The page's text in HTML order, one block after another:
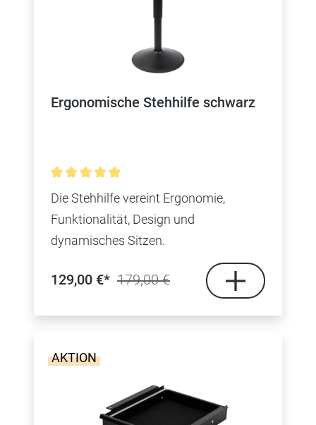
Ergonomische Stehhilfe schwarz
Durchschnittliche Bewertung von 5 von 5
Die Stehhilfe vereint Ergonomie,
Funktionalität, Design und
dynamisches Sitzen.
129,00 €* 179,00 €
AKTION